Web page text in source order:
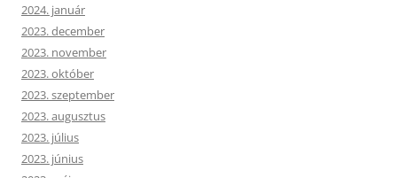
2024. január
2023. december
2023. november
2023. október
2023. szeptember
2023. augusztus
2023. július
2023. június